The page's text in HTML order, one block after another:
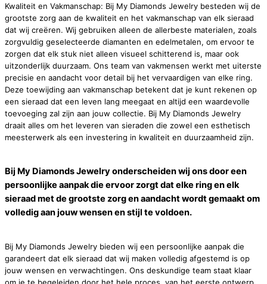
Kwaliteit en Vakmanschap: Bij My Diamonds Jewelry besteden wij de
grootste zorg aan de kwaliteit en het vakmanschap van elk sieraad
dat wij creëren. Wij gebruiken alleen de allerbeste materialen, zoals
zorgvuldig geselecteerde diamanten en edelmetalen, om ervoor te
zorgen dat elk stuk niet alleen visueel schitterend is, maar ook
uitzonderlijk duurzaam. Ons team van vakmensen werkt met uiterste
precisie en aandacht voor detail bij het vervaardigen van elke ring.
Deze toewijding aan vakmanschap betekent dat je kunt rekenen op
een sieraad dat een leven lang meegaat en altijd een waardevolle
toevoeging zal zijn aan jouw collectie. Bij My Diamonds Jewelry
draait alles om het leveren van sieraden die zowel een esthetisch
meesterwerk als een investering in kwaliteit en duurzaamheid zijn.
Bij My Diamonds Jewelry onderscheiden wij ons door een
persoonlijke aanpak die ervoor zorgt dat elke ring en elk
sieraad met de grootste zorg en aandacht wordt gemaakt om
volledig aan jouw wensen en stijl te voldoen.
Bij My Diamonds Jewelry bieden wij een persoonlijke aanpak die
garandeert dat elk sieraad dat wij maken volledig afgestemd is op
jouw wensen en verwachtingen. Ons deskundige team staat klaar